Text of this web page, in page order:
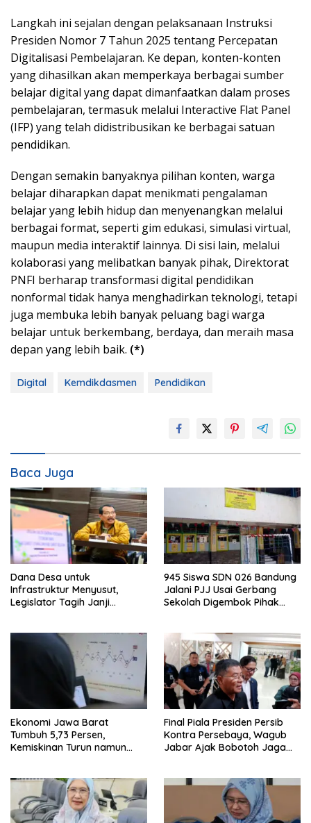
Langkah ini sejalan dengan pelaksanaan Instruksi
Presiden Nomor 7 Tahun 2025 tentang Percepatan
Digitalisasi Pembelajaran. Ke depan, konten-konten
yang dihasilkan akan memperkaya berbagai sumber
belajar digital yang dapat dimanfaatkan dalam proses
pembelajaran, termasuk melalui Interactive Flat Panel
(IFP) yang telah didistribusikan ke berbagai satuan
pendidikan.
Dengan semakin banyaknya pilihan konten, warga
belajar diharapkan dapat menikmati pengalaman
belajar yang lebih hidup dan menyenangkan melalui
berbagai format, seperti gim edukasi, simulasi virtual,
maupun media interaktif lainnya. Di sisi lain, melalui
kolaborasi yang melibatkan banyak pihak, Direktorat
PNFI berharap transformasi digital pendidikan
nonformal tidak hanya menghadirkan teknologi, tetapi
juga membuka lebih banyak peluang bagi warga
belajar untuk berkembang, berdaya, dan meraih masa
depan yang lebih baik. (*)
Digital Kemdikdasmen Pendidikan
Baca Juga
Dana Desa untuk
Infrastruktur Menyusut,
Legislator Tagih Janji
945 Siswa SDN 026 Bandung
Jalani PJJ Usai Gerbang
Sekolah Digembok Pihak
Ekonomi Jawa Barat
Tumbuh 5,73 Persen,
Kemiskinan Turun namun
Final Piala Presiden Persib
Kontra Persebaya, Wagub
Jabar Ajak Bobotoh Jaga